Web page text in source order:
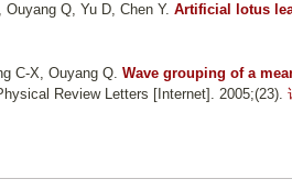
Q, Yu D, Chen Y. Artificial lotus
C-X, Ouyang Q. Wave grouping of a
Review Letters [Internet]. 2005;(23).